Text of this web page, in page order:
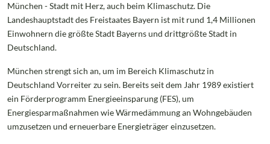
München - Stadt mit Herz, auch beim Klimaschutz. Die
Landeshauptstadt des Freistaates Bayern ist mit rund 1,4 Millionen
Einwohnern die größte Stadt Bayerns und drittgrößte Stadt in
Deutschland.
München strengt sich an, um im Bereich Klimaschutz in
Deutschland Vorreiter zu sein. Bereits seit dem Jahr 1989 existiert
ein Förderprogramm Energieeinsparung (FES), um
Energiesparmaßnahmen wie Wärmedämmung an Wohngebäuden
umzusetzen und erneuerbare Energieträger einzusetzen.